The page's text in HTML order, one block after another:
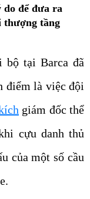
do để đưa ra
thượng tầng
bộ tại Barca đã
điểm là việc đội
giám đốc thể
cựu danh thủ
của một số cầu